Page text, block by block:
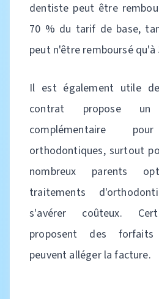
dentiste peut être
70 % du tarif de base,
peut n'être remboursé qu'à
Il est également utile
contrat propose un
complémentaire
orthodontiques, surtout
nombreux parents
traitements
s'avérer coûteux.
proposent des
peuvent alléger la facture.